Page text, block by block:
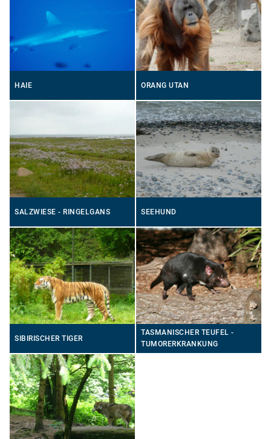
HAIE ORANG UTAN
SALZWIESE - RINGELGANS SEEHUND
SIBIRISCHER TIGER
TASMANISCHER TEUFEL -
TUMORERKRANKUNG